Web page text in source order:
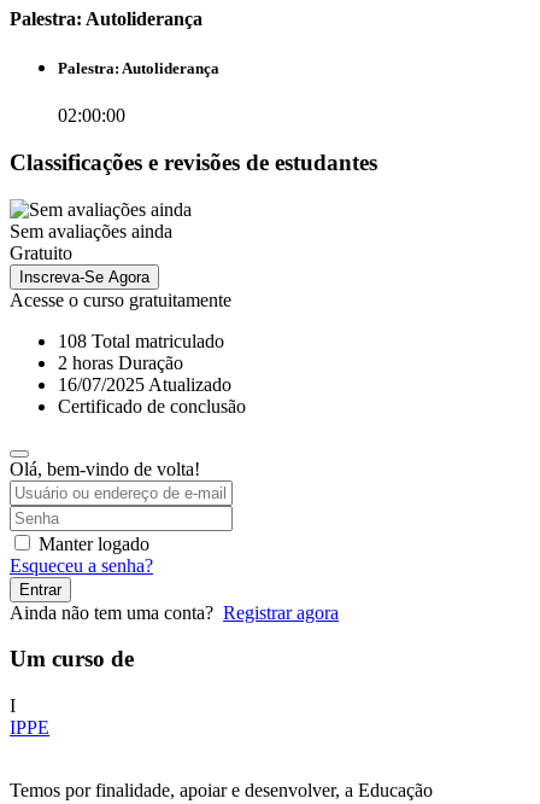
Palestra: Autoliderança
Palestra: Autoliderança
02:00:00
Classificações e revisões de estudantes
Sem avaliações ainda
Gratuito
Inscreva-Se Agora
Acesse o curso gratuitamente
108 Total matriculado
2 horas Duração
16/07/2025 Atualizado
Certificado de conclusão
Olá, bem-vindo de volta!
Manter logado
Esqueceu a senha?
Entrar
Ainda não tem uma conta? Registrar agora
Um curso de
I
IPPE
Temos por finalidade, apoiar e desenvolver, a Educação